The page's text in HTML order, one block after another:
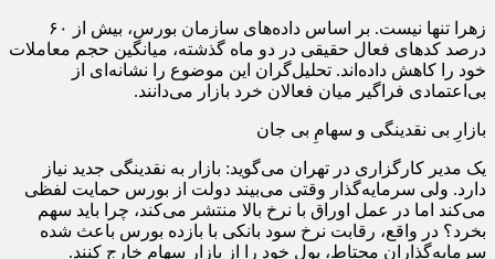
زهرا تنها نیست. بر اساس داده‌های سازمان بورس، بیش از ۶۰
درصد کدهای فعال حقیقی در دو ماه گذشته، میانگین حجم معاملات
خود را کاهش داده‌اند. تحلیل‌گران این موضوع را نشانه‌ای از
بی‌اعتمادی فراگیر میان فعالان خرد بازار می‌دانند.
بازارِ بی‌ نقدینگی و سهامِ بی‌ جان
یک مدیر کارگزاری در تهران می‌گوید: بازار به نقدینگی جدید نیاز
دارد. ولی سرمایه‌گذار وقتی می‌بیند دولت از بورس حمایت لفظی
می‌کند اما در عمل اوراق با نرخ بالا منتشر می‌کند، چرا باید سهم
بخرد؟ در واقع، رقابت نرخ سود بانکی با بازده بورس باعث شده
سرمایه‌گذاران محتاط، پول خود را از بازار سهام خارج کنند.